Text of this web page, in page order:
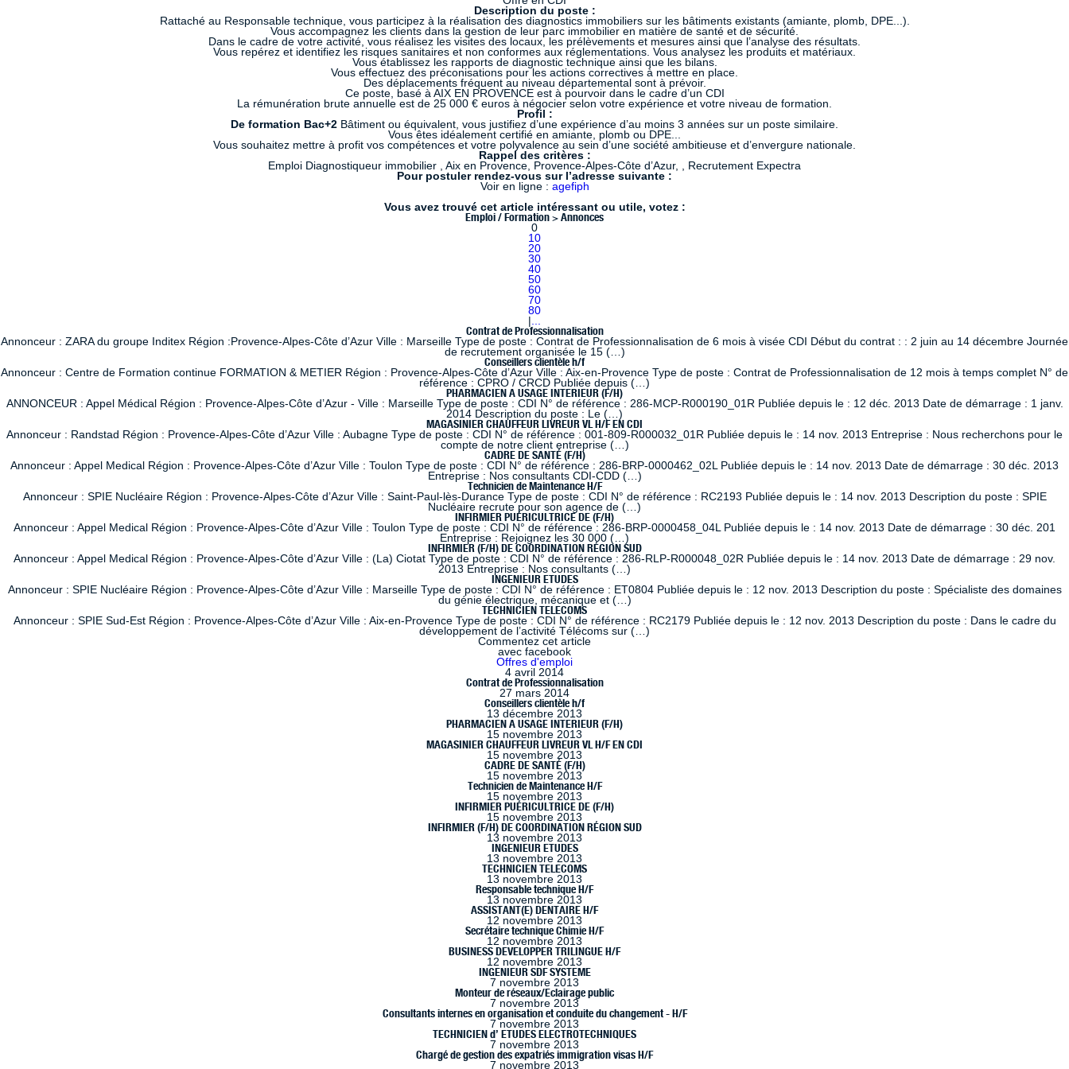
Description du poste :
Rattaché au Responsable technique, vous participez à la réalisation des diagnostics immobiliers sur les bâtiments existants (amiante, plomb, DPE...).
Vous accompagnez les clients dans la gestion de leur parc immobilier en matière de santé et de sécurité.
Dans le cadre de votre activité, vous réalisez les visites des locaux, les prélèvements et mesures ainsi que l’analyse des résultats.
Vous repérez et identifiez les risques sanitaires et non conformes aux réglementations. Vous analysez les produits et matériaux.
Vous établissez les rapports de diagnostic technique ainsi que les bilans.
Vous effectuez des préconisations pour les actions correctives à mettre en place.
Des déplacements fréquent au niveau départemental sont à prévoir.
Ce poste, basé à AIX EN PROVENCE est à pourvoir dans le cadre d’un CDI
La rémunération brute annuelle est de 25 000 € euros à négocier selon votre expérience et votre niveau de formation.
Profil :
De formation Bac+2 Bâtiment ou équivalent, vous justifiez d’une expérience d’au moins 3 années sur un poste similaire.
Vous êtes idéalement certifié en amiante, plomb ou DPE...
Vous souhaitez mettre à profit vos compétences et votre polyvalence au sein d’une société ambitieuse et d’envergure nationale.
Rappel des critères :
Emploi Diagnostiqueur immobilier , Aix en Provence, Provence-Alpes-Côte d’Azur, , Recrutement Expectra
Pour postuler rendez-vous sur l’adresse suivante :
Voir en ligne : agefiph
Vous avez trouvé cet article intéressant ou utile, votez :
Emploi / Formation > Annonces
0
10
20
30
40
50
60
70
80
...
Contrat de Professionnalisation
Annonceur : ZARA du groupe Inditex Région :Provence-Alpes-Côte d’Azur Ville : Marseille Type de poste : Contrat de Professionnalisation de 6 mois à visée CDI Début du contrat : : 2 juin au 14 décembre Journée
de recrutement organisée le 15 (…)
Conseillers clientèle h/f
Annonceur : Centre de Formation continue FORMATION & METIER Région : Provence-Alpes-Côte d’Azur Ville : Aix-en-Provence Type de poste : Contrat de Professionnalisation de 12 mois à temps complet N° de
référence : CPRO / CRCD Publiée depuis (…)
PHARMACIEN A USAGE INTERIEUR (F/H)
ANNONCEUR : Appel Médical Région : Provence-Alpes-Côte d’Azur - Ville : Marseille Type de poste : CDI N° de référence : 286-MCP-R000190_01R Publiée depuis le : 12 déc. 2013 Date de démarrage : 1 janv.
2014 Description du poste : Le (…)
MAGASINIER CHAUFFEUR LIVREUR VL H/F EN CDI
Annonceur : Randstad Région : Provence-Alpes-Côte d’Azur Ville : Aubagne Type de poste : CDI N° de référence : 001-809-R000032_01R Publiée depuis le : 14 nov. 2013 Entreprise : Nous recherchons pour le
compte de notre client entreprise (…)
CADRE DE SANTÉ (F/H)
Annonceur : Appel Medical Région : Provence-Alpes-Côte d’Azur Ville : Toulon Type de poste : CDI N° de référence : 286-BRP-0000462_02L Publiée depuis le : 14 nov. 2013 Date de démarrage : 30 déc. 2013
Entreprise : Nos consultants CDI-CDD (…)
Technicien de Maintenance H/F
Annonceur : SPIE Nucléaire Région : Provence-Alpes-Côte d’Azur Ville : Saint-Paul-lès-Durance Type de poste : CDI N° de référence : RC2193 Publiée depuis le : 14 nov. 2013 Description du poste : SPIE
Nucléaire recrute pour son agence de (…)
INFIRMIER PUÉRICULTRICE DE (F/H)
Annonceur : Appel Medical Région : Provence-Alpes-Côte d’Azur Ville : Toulon Type de poste : CDI N° de référence : 286-BRP-0000458_04L Publiée depuis le : 14 nov. 2013 Date de démarrage : 30 déc. 201
Entreprise : Rejoignez les 30 000 (…)
INFIRMIER (F/H) DE COORDINATION RÉGION SUD
Annonceur : Appel Medical Région : Provence-Alpes-Côte d’Azur Ville : (La) Ciotat Type de poste : CDI N° de référence : 286-RLP-R000048_02R Publiée depuis le : 14 nov. 2013 Date de démarrage : 29 nov.
2013 Entreprise : Nos consultants (…)
INGENIEUR ETUDES
Annonceur : SPIE Nucléaire Région : Provence-Alpes-Côte d’Azur Ville : Marseille Type de poste : CDI N° de référence : ET0804 Publiée depuis le : 12 nov. 2013 Description du poste : Spécialiste des domaines
du génie électrique, mécanique et (…)
TECHNICIEN TELECOMS
Annonceur : SPIE Sud-Est Région : Provence-Alpes-Côte d’Azur Ville : Aix-en-Provence Type de poste : CDI N° de référence : RC2179 Publiée depuis le : 12 nov. 2013 Description du poste : Dans le cadre du
développement de l’activité Télécoms sur (…)
Commentez cet article
avec facebook
Offres d'emploi
4 avril 2014
Contrat de Professionnalisation
27 mars 2014
Conseillers clientèle h/f
13 décembre 2013
PHARMACIEN A USAGE INTERIEUR (F/H)
15 novembre 2013
MAGASINIER CHAUFFEUR LIVREUR VL H/F EN CDI
15 novembre 2013
CADRE DE SANTÉ (F/H)
15 novembre 2013
Technicien de Maintenance H/F
15 novembre 2013
INFIRMIER PUÉRICULTRICE DE (F/H)
15 novembre 2013
INFIRMIER (F/H) DE COORDINATION RÉGION SUD
13 novembre 2013
INGENIEUR ETUDES
13 novembre 2013
TECHNICIEN TELECOMS
13 novembre 2013
Responsable technique H/F
13 novembre 2013
ASSISTANT(E) DENTAIRE H/F
12 novembre 2013
Secrétaire technique Chimie H/F
12 novembre 2013
BUSINESS DEVELOPPER TRILINGUE H/F
12 novembre 2013
INGENIEUR SDF SYSTEME
7 novembre 2013
Monteur de réseaux/Eclairage public
7 novembre 2013
Consultants internes en organisation et conduite du changement - H/F
7 novembre 2013
TECHNICIEN d’ ETUDES ELECTROTECHNIQUES
7 novembre 2013
Chargé de gestion des expatriés immigration visas H/F
7 novembre 2013